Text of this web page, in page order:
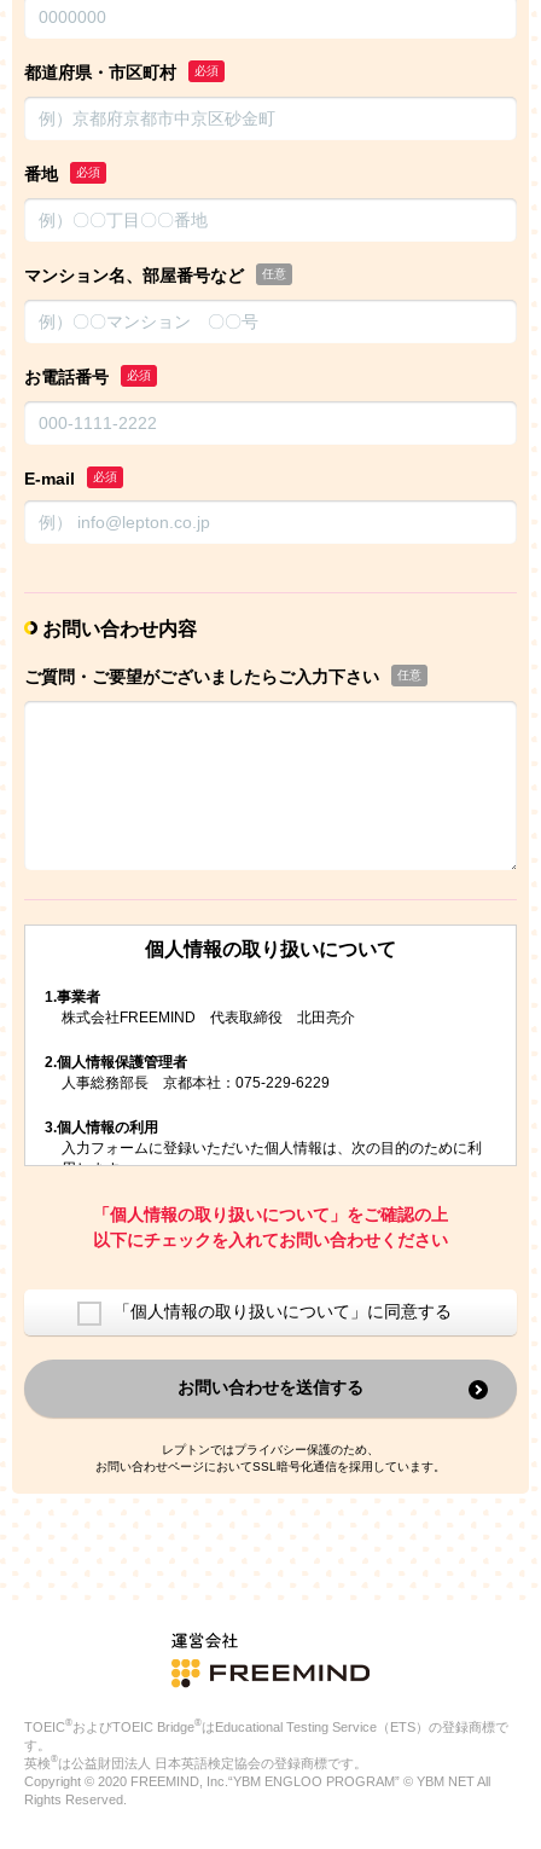
都道府県・市区町村 必須
番地 必須
マンション名、部屋番号など 任意
お電話番号 必須
E-mail 必須
お問い合わせ内容
ご質問・ご要望がございましたらご入力下さい 任意
個人情報の取り扱いについて
1.事業者
株式会社FREEMIND 代表取締役 北田亮介
2.個人情報保護管理者
人事総務部長 京都本社：075-229-6229
3.個人情報の利用
入力フォームに登録いただいた個人情報は、次の目的のために利
用します。
お問い合わせにお答えするため
レプトンのキャンペーンや新商品（新サービス）、新規開講教
室等をご案内するため
ご利用者の個人情報を、本人が特定されないデータに不可逆変
換した上で、広告・宣伝・販売促進活動に役立てること
上記の利用目的のために第三者へ提供すること
なお、この利用目的を超えた個人情報の取扱いは行いません。ま
た、これ以外の目的で個人情報を利用することはありません。
人情報を、本人が特定されないデータに不可逆変換した上で第三
者広告配信事業者においてマッチングを行い、その結果に基づい
て広告を配信することがあります。第三者広告配信事業者が、こ
れらの情報を広告配信以外の目的で利用することはありません。
4.
個人情報の第三者への提供
当社は、次の場合を除き、ご本人の同意なしに個人情報を第三者
に提供することはありません。
ご本人の同意がある場合
法令に基づく場合
人の生命、身体または財産の保護のために必要がある場合であ
公衆衛生の向上または児童の健全な育成の推進のために特に必
合
特定した利用目的の達成に必要な範囲内において、個人情報の
「個人情報の取り扱いについて」をご確認の上
以下にチェックを入れてお問い合わせください
「個人情報の取り扱いについて」に同意する
お問い合わせを送信する
レプトンではプライバシー保護のため、
お問い合わせページにおいてSSL暗号化通信を採用しています。
TOEIC®およびTOEIC Bridge®はEducational Testing Service（ETS）の登録商標で
す。
英検®は公益財団法人 日本英語検定協会の登録商標です。
Copyright © 2020 FREEMIND, Inc.“YBM ENGLOO PROGRAM” © YBM NET All
Rights Reserved.